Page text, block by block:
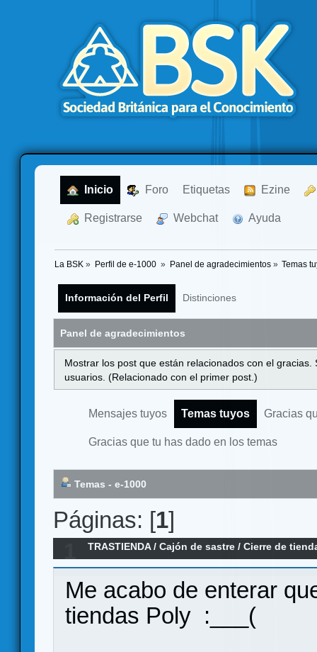
Inicio Foro Etiquetas Ezine
Registrarse Webchat Ayuda
La BSK » Perfil de e-1000 » Panel de agradecimientos» Temas
Información del Perfil Distinciones
Panel de agradecimientos
Mostrar los post que están relacionados con el
usuarios. (Relacionado con el primer post.)
Mensajes tuyos Temas tuyos Gracias
Gracias que tu has dado en los temas
Temas - e-1000
Páginas: [1]
TRASTIENDA/Cajón de sastre /Cierre de
Me acabo de enterar
tiendas Poly :___(